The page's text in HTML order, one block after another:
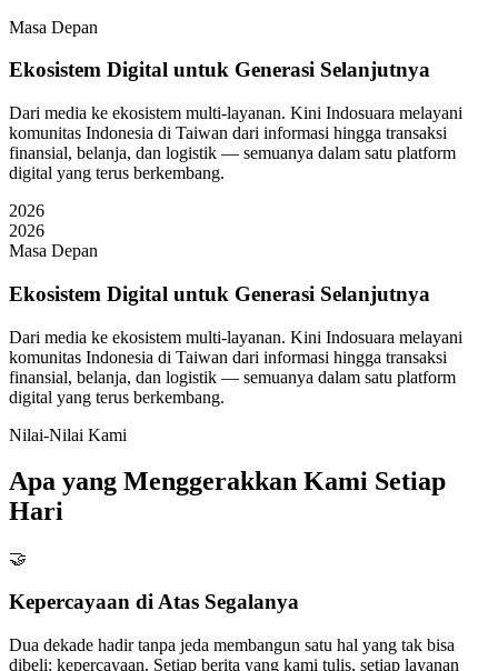
Masa Depan
Ekosistem Digital untuk Generasi Selanjutnya
Dari media ke ekosistem multi-layanan. Kini Indosuara melayani
komunitas Indonesia di Taiwan dari informasi hingga transaksi
finansial, belanja, dan logistik — semuanya dalam satu platform
digital yang terus berkembang.
2026
2026
Masa Depan
Ekosistem Digital untuk Generasi Selanjutnya
Dari media ke ekosistem multi-layanan. Kini Indosuara melayani
komunitas Indonesia di Taiwan dari informasi hingga transaksi
finansial, belanja, dan logistik — semuanya dalam satu platform
digital yang terus berkembang.
Nilai-Nilai Kami
Apa yang Menggerakkan Kami Setiap
Hari
🤝
Kepercayaan di Atas Segalanya
Dua dekade hadir tanpa jeda membangun satu hal yang tak bisa
dibeli: kepercayaan. Setiap berita yang kami tulis, setiap layanan